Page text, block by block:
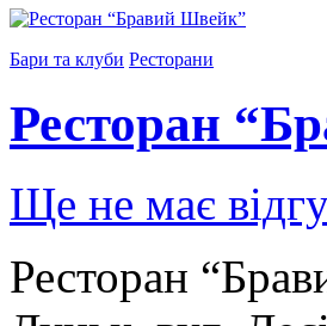
Бари та клуби Ресторани
Ресторан
Ще не має
Ресторан